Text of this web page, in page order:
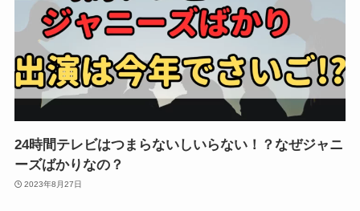
24時間テレビはつまらないしいらない！？なぜジャニ
ーズばかりなの？
2023年8月27日